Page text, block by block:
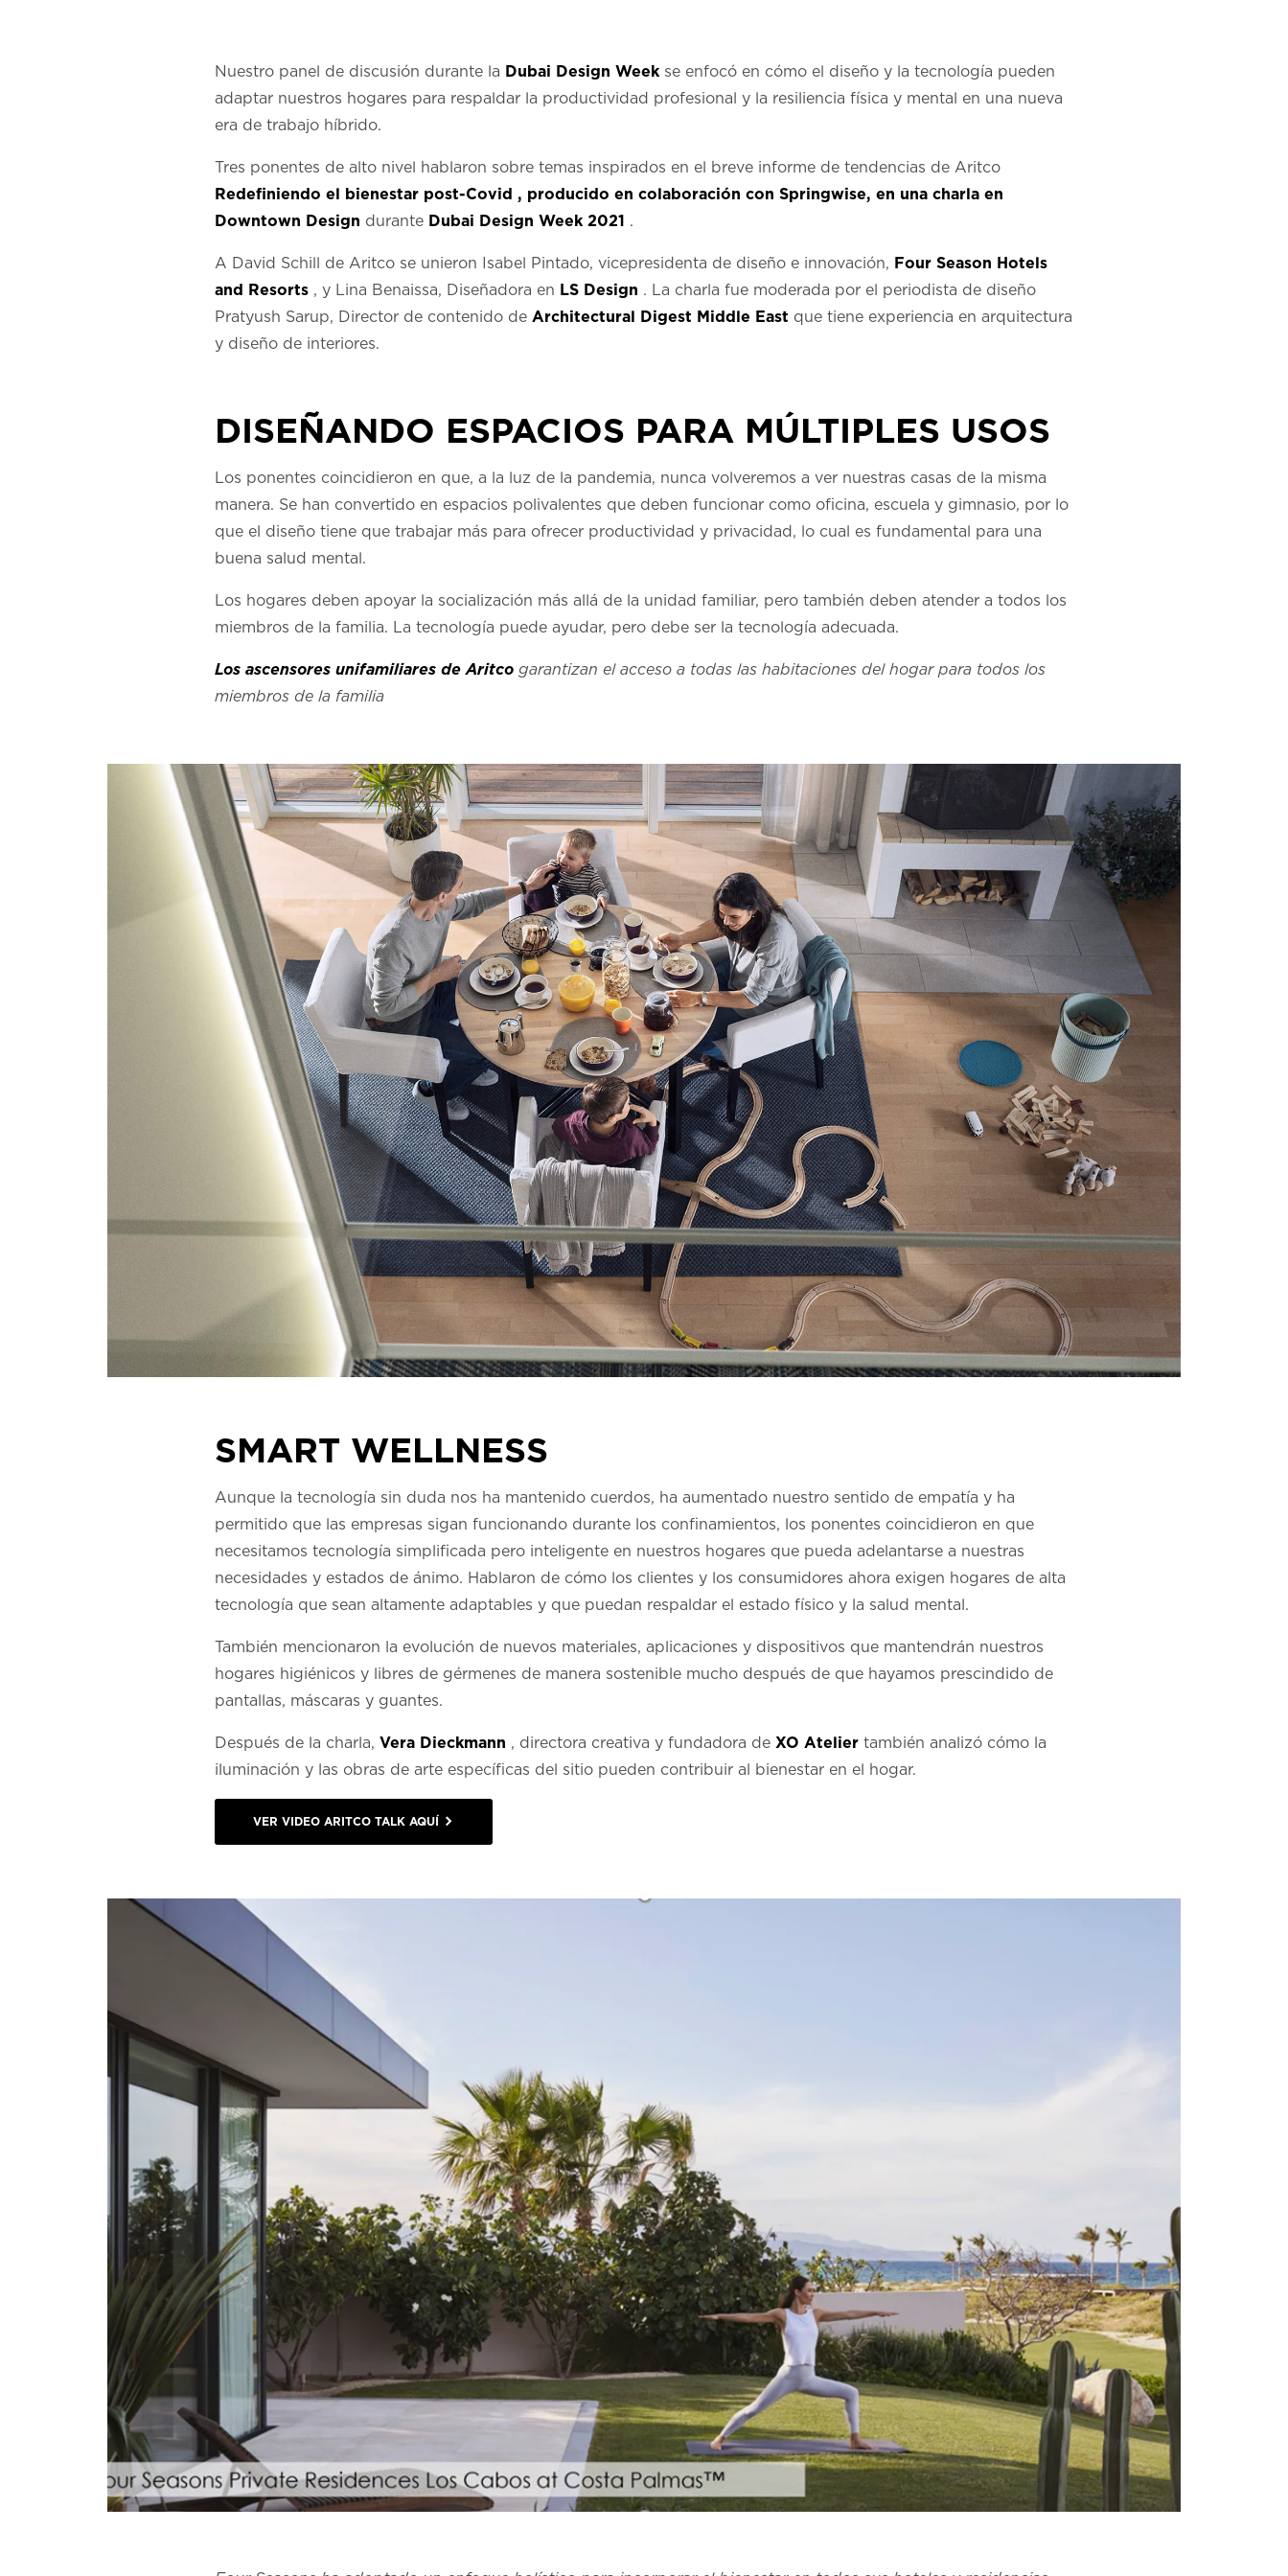
Nuestro panel de discusión durante la Dubai Design Week se enfocó en cómo el diseño y la tecnología pueden
adaptar nuestros hogares para respaldar la productividad profesional y la resiliencia física y mental en una nueva
era de trabajo híbrido.
Tres ponentes de alto nivel hablaron sobre temas inspirados en el breve informe de tendencias de Aritco
Redefiniendo el bienestar post-Covid , producido en colaboración con Springwise, en una charla en
Downtown Design durante Dubai Design Week 2021 .
A David Schill de Aritco se unieron Isabel Pintado, vicepresidenta de diseño e innovación, Four Season Hotels
and Resorts , y Lina Benaissa, Diseñadora en LS Design . La charla fue moderada por el periodista de diseño
Pratyush Sarup, Director de contenido de Architectural Digest Middle East que tiene experiencia en arquitectura
y diseño de interiores.
DISEÑANDO ESPACIOS PARA MÚLTIPLES USOS
Los ponentes coincidieron en que, a la luz de la pandemia, nunca volveremos a ver nuestras casas de la misma
manera. Se han convertido en espacios polivalentes que deben funcionar como oficina, escuela y gimnasio, por lo
que el diseño tiene que trabajar más para ofrecer productividad y privacidad, lo cual es fundamental para una
buena salud mental.
Los hogares deben apoyar la socialización más allá de la unidad familiar, pero también deben atender a todos los
miembros de la familia. La tecnología puede ayudar, pero debe ser la tecnología adecuada.
Los ascensores unifamiliares de Aritco garantizan el acceso a todas las habitaciones del hogar para todos los
miembros de la familia
SMART WELLNESS
Aunque la tecnología sin duda nos ha mantenido cuerdos, ha aumentado nuestro sentido de empatía y ha
permitido que las empresas sigan funcionando durante los confinamientos, los ponentes coincidieron en que
necesitamos tecnología simplificada pero inteligente en nuestros hogares que pueda adelantarse a nuestras
necesidades y estados de ánimo. Hablaron de cómo los clientes y los consumidores ahora exigen hogares de alta
tecnología que sean altamente adaptables y que puedan respaldar el estado físico y la salud mental.
También mencionaron la evolución de nuevos materiales, aplicaciones y dispositivos que mantendrán nuestros
hogares higiénicos y libres de gérmenes de manera sostenible mucho después de que hayamos prescindido de
pantallas, máscaras y guantes.
Después de la charla, Vera Dieckmann , directora creativa y fundadora de XO Atelier también analizó cómo la
iluminación y las obras de arte específicas del sitio pueden contribuir al bienestar en el hogar.
VER VIDEO ARITCO TALK AQUÍ